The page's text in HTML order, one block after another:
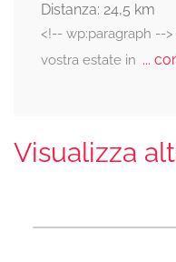
Distanza: 24,5 km
<!-- wp:paragraph --
vostra estate in ...
Visualizza